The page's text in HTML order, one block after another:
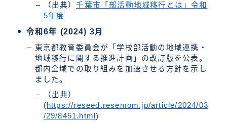
（出典）千葉市「部活動地域移行とは」令和
5年度
令和6年 (2024) 3月
東京都教育委員会が「学校部活動の地域連携・
地域移行に関する推進計画」の改訂版を公表。
都内全域での取り組みを加速させる方針を示し
ました。
（出典）
(https://reseed.resemom.jp/article/2024/03
/29/8451.html)